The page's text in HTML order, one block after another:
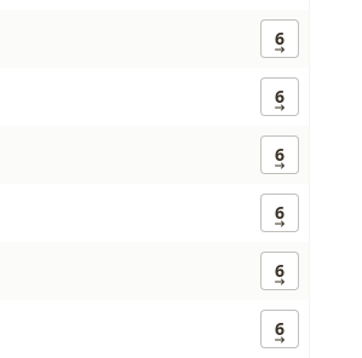
6
6
6
6
6
6